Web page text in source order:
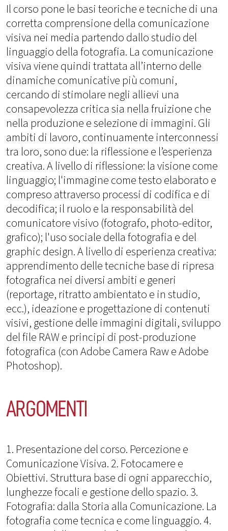
Il corso pone le basi teoriche e tecniche di una
corretta comprensione della comunicazione
visiva nei media partendo dallo studio del
linguaggio della fotografia. La comunicazione
visiva viene quindi trattata all’interno delle
dinamiche comunicative più comuni,
cercando di stimolare negli allievi una
consapevolezza critica sia nella fruizione che
nella produzione e selezione di immagini. Gli
ambiti di lavoro, continuamente interconnessi
tra loro, sono due: la riflessione e l’esperienza
creativa. A livello di riflessione: la visione come
linguaggio; l'immagine come testo elaborato e
compreso attraverso processi di codifica e di
decodifica; il ruolo e la responsabilità del
comunicatore visivo (fotografo, photo-editor,
grafico); l'uso sociale della fotografia e del
graphic design. A livello di esperienza creativa:
apprendimento delle tecniche base di ripresa
fotografica nei diversi ambiti e generi
(reportage, ritratto ambientato e in studio,
ecc.), ideazione e progettazione di contenuti
visivi, gestione delle immagini digitali, sviluppo
del file RAW e principi di post-produzione
fotografica (con Adobe Camera Raw e Adobe
Photoshop).
ARGOMENTI
1. Presentazione del corso. Percezione e
Comunicazione Visiva. 2. Fotocamere e
Obiettivi. Struttura base di ogni apparecchio,
lunghezze focali e gestione dello spazio. 3.
Fotografia: dalla Storia alla Comunicazione. La
fotografia come tecnica e come linguaggio. 4.